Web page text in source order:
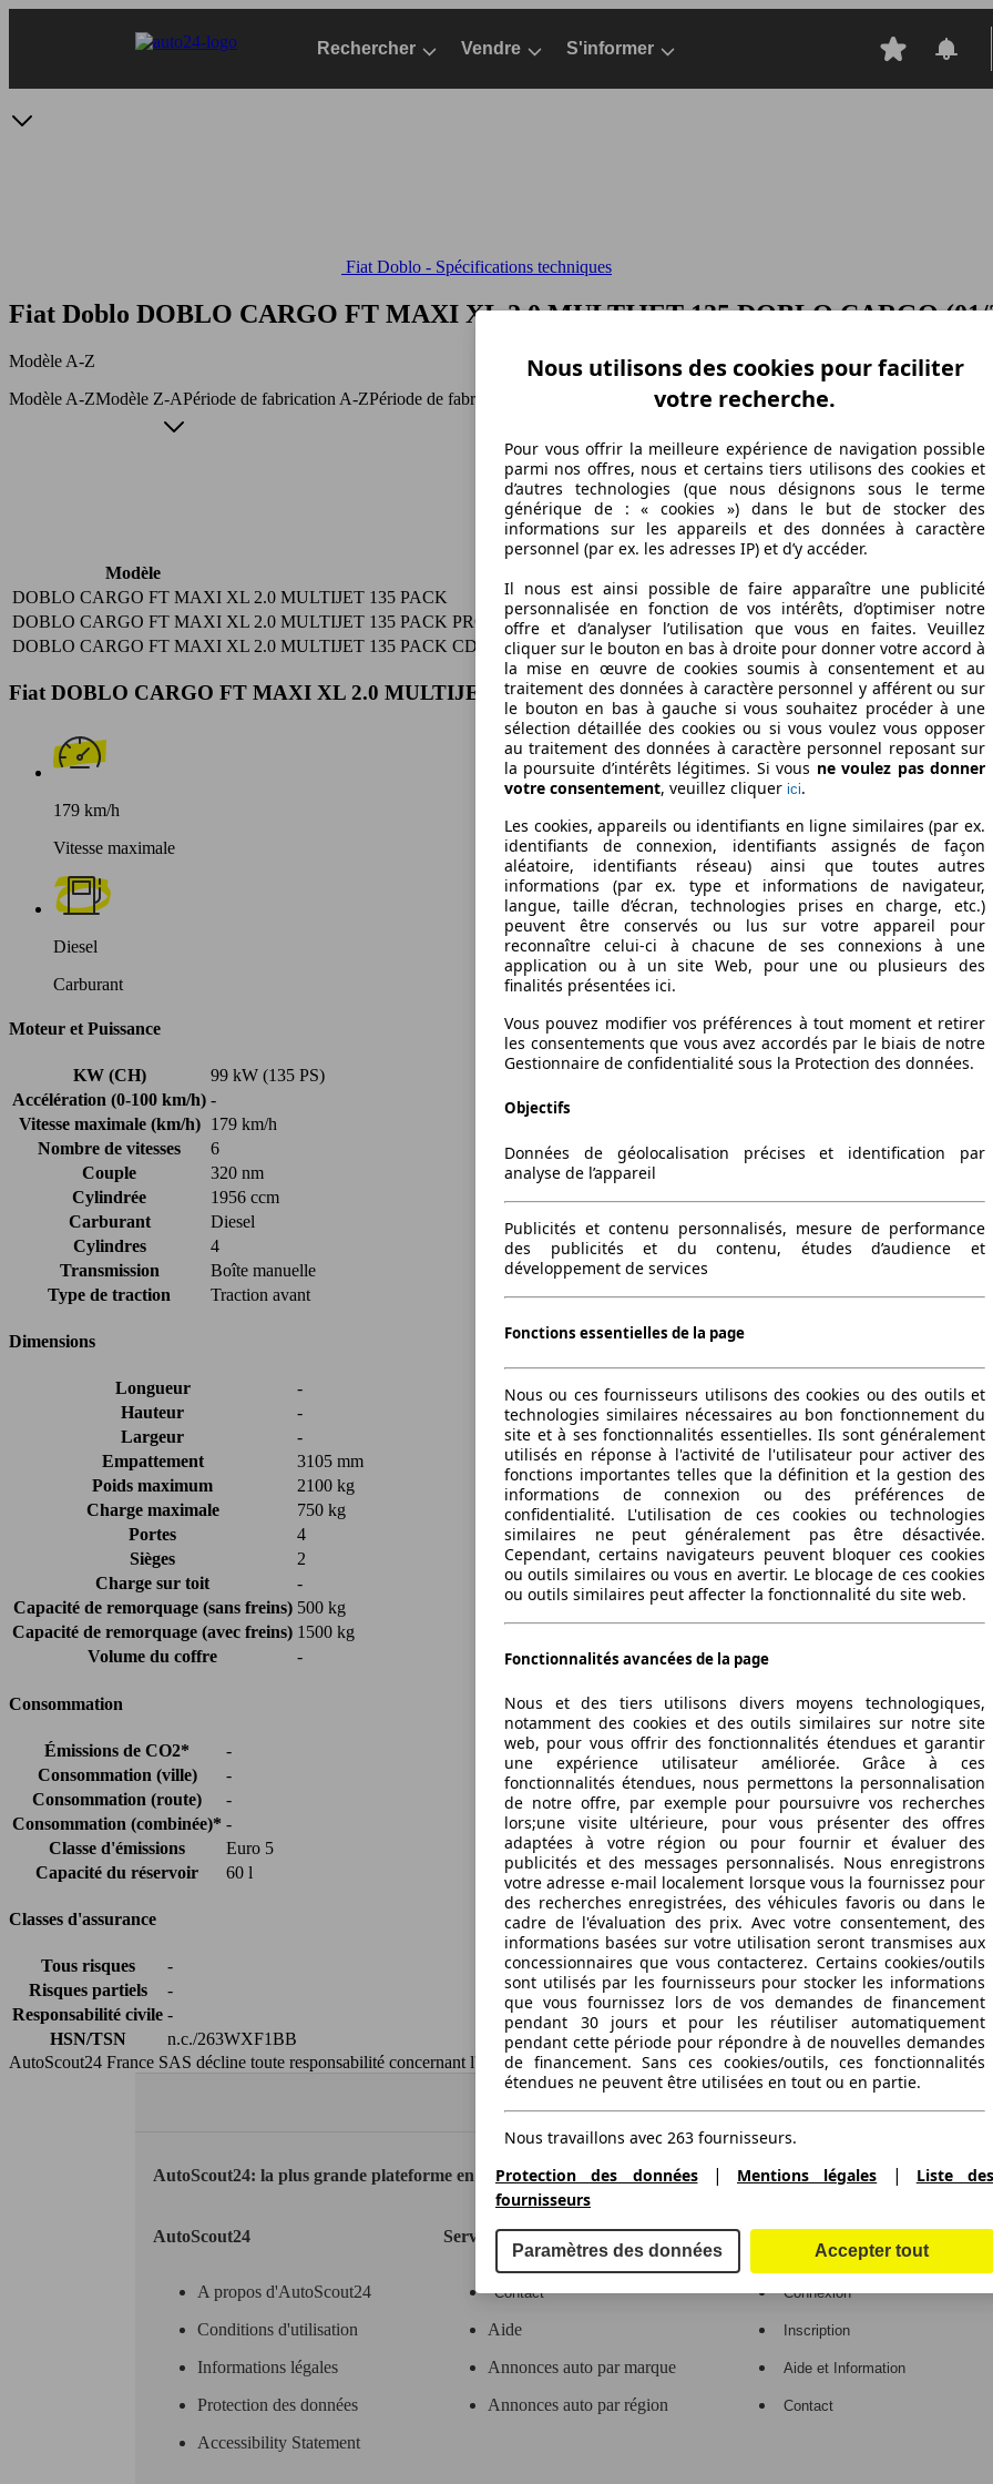
Rechercher Vendre S'informer
Fiat Doblo - Spécifications techniques
Fiat Doblo DOBLO CARGO FT MAXI XL 2.0 MULTIJET 135DOBLO CARGO (01/
Modèle A-Z
Modèle A-ZModèle Z-APériode de fabrication A-ZPériode de fabrication Z-A Puissance A-ZPuissance Z-AØ Consommation A-Z
Modèle
Période de fabrication Puissance Ø
DOBLO CARGO FT MAXI XL 2.0 MULTIJET 135 PACK 2012/06 - 2016/02
99 KW (135 PS)
DOBLO CARGO FT MAXI XL 2.0 MULTIJET 135 PACK PROFESSIONAL 2012/06 - 2016/02
99 KW (135 PS)
DOBLO CARGO FT MAXI XL 2.0 MULTIJET 135 PACK CD CLIM
2012/06 - 2016/02 99 KW (135 PS)
Fiat DOBLO CARGO FT MAXI XL 2.0 MULTIJET 135 PACK Spécifications techniques
179 km/h
Vitesse maximale
Diesel
Carburant
Moteur et Puissance
KW (CH)
99 kW (135 PS)
Accélération (0-100 km/h) -
Vitesse maximale (km/h)
179 km/h
Nombre de vitesses
6
Couple
320 nm
Cylindrée
1956 ccm
Carburant
Diesel
Cylindres
4
Transmission
Boîte manuelle
Type de traction
Traction avant
Dimensions
Longueur
-
Hauteur
-
Largeur
-
Empattement
3105 mm
Poids maximum
2100 kg
Charge maximale
750 kg
Portes
4
Sièges
2
Charge sur toit
-
Capacité de remorquage (sans freins) 500 kg
Capacité de remorquage (avec freins) 1500 kg
Volume du coffre
-
Consommation
Émissions de CO2*
-
Consommation (ville)
-
Consommation (route)
-
Consommation (combinée)* -
Classe d'émissions
Euro 5
Capacité du réservoir
60 l
Classes d'assurance
Tous risques
-
Risques partiels
-
Responsabilité civile -
HSN/TSN
n.c./263WXF1BB
AutoScout24 France SAS décline toute responsabilité concernant l''exactitude des indications fournies.
AutoScout24: la plus grande plateforme en ligne de voitures en Europe
AutoScout24
A propos d'AutoScout24
Conditions d'utilisation
Informations légales
Protection des données
Accessibility Statement
Service
Contact
Aide
Annonces auto par marque
Annonces auto par région
Espace Pro
Connexion
Inscription
Aide et Information
Contact
Nous utilisons des cookies pour faciliter
votre recherche.
Pour vous offrir la meilleure expérience de navigation possible
parmi nos offres, nous et certains tiers utilisons des cookies et
d’autres technologies (que nous désignons sous le terme
générique de : « cookies ») dans le but de stocker des
informations sur les appareils et des données à caractère
personnel (par ex. les adresses IP) et d’y accéder.
Il nous est ainsi possible de faire apparaître une publicité
personnalisée en fonction de vos intérêts, d’optimiser notre
offre et d’analyser l’utilisation que vous en faites. Veuillez
cliquer sur le bouton en bas à droite pour donner votre accord à
la mise en œuvre de cookies soumis à consentement et au
traitement des données à caractère personnel y afférent ou sur
le bouton en bas à gauche si vous souhaitez procéder à une
sélection détaillée des cookies ou si vous voulez vous opposer
au traitement des données à caractère personnel reposant sur
la poursuite d’intérêts légitimes. Si vous ne voulez pas donner
votre consentement, veuillez cliquer ici.
Les cookies, appareils ou identifiants en ligne similaires (par ex.
identifiants de connexion, identifiants assignés de façon
aléatoire, identifiants réseau) ainsi que toutes autres
informations (par ex. type et informations de navigateur,
langue, taille d’écran, technologies prises en charge, etc.)
peuvent être conservés ou lus sur votre appareil pour
reconnaître celui-ci à chacune de ses connexions à une
application ou à un site Web, pour une ou plusieurs des
finalités présentées ici.
Vous pouvez modifier vos préférences à tout moment et retirer
les consentements que vous avez accordés par le biais de notre
Gestionnaire de confidentialité sous la Protection des données.
Objectifs
Données de géolocalisation précises et identification par
analyse de l’appareil
Publicités et contenu personnalisés, mesure de performance
des publicités et du contenu, études d’audience et
développement de services
Fonctions essentielles de la page
Nous ou ces fournisseurs utilisons des cookies ou des outils et
technologies similaires nécessaires au bon fonctionnement du
site et à ses fonctionnalités essentielles. Ils sont généralement
utilisés en réponse à l'activité de l'utilisateur pour activer des
fonctions importantes telles que la définition et la gestion des
informations de connexion ou des préférences de
confidentialité. L'utilisation de ces cookies ou technologies
similaires ne peut généralement pas être désactivée.
Cependant, certains navigateurs peuvent bloquer ces cookies
ou outils similaires ou vous en avertir. Le blocage de ces cookies
ou outils similaires peut affecter la fonctionnalité du site web.
Fonctionnalités avancées de la page
Nous et des tiers utilisons divers moyens technologiques,
notamment des cookies et des outils similaires sur notre site
web, pour vous offrir des fonctionnalités étendues et garantir
une expérience utilisateur améliorée. Grâce à ces
fonctionnalités étendues, nous permettons la personnalisation
de notre offre, par exemple pour poursuivre vos recherches
lors;une visite ultérieure, pour vous présenter des offres
adaptées à votre région ou pour fournir et évaluer des
publicités et des messages personnalisés. Nous enregistrons
votre adresse e-mail localement lorsque vous la fournissez pour
des recherches enregistrées, des véhicules favoris ou dans le
cadre de l'évaluation des prix. Avec votre consentement, des
informations basées sur votre utilisation seront transmises aux
concessionnaires que vous contacterez. Certains cookies/outils
sont utilisés par les fournisseurs pour stocker les informations
que vous fournissez lors de vos demandes de financement
pendant 30 jours et pour les réutiliser automatiquement
pendant cette période pour répondre à de nouvelles demandes
de financement. Sans ces cookies/outils, ces fonctionnalités
étendues ne peuvent être utilisées en tout ou en partie.
Nous travaillons avec 263 fournisseurs.
Protection des données| Mentions légales |
Liste des
fournisseurs
Paramètres des données Accepter tout